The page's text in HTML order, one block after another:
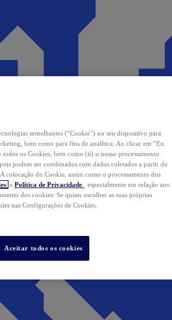
semelhantes (“Cookie”) no seu dispositivo para
bem como para fins de analítica. Ao clicar em “Eu
os Cookies, bem como (ii) o nosso processamento
podem ser combinados com dados coletados a partir do
colocação do Cookie, assim como o processamento dos
e Política de Privacidade
, especialmente em relação aos
dos cookies. Se quiser escolher as suas próprias
nas Configurações de Cookies.
Aceitar todos os cookies